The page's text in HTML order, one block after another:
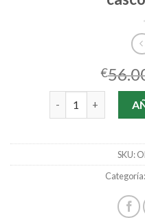
€
cascos xiaomi
SKU:
Categoría: